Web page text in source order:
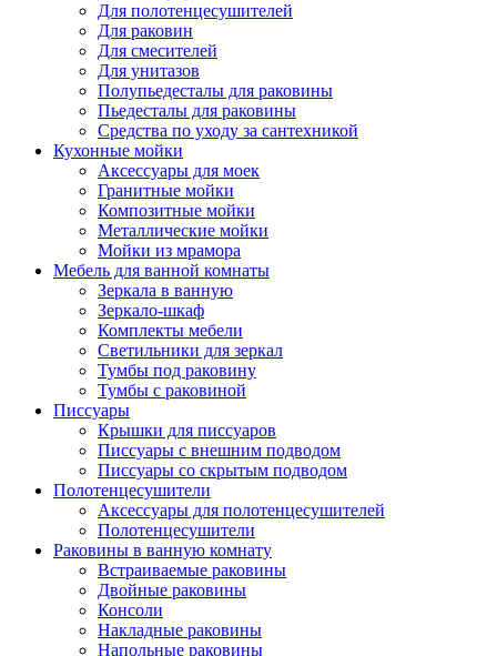
Для полотенцесушителей
Для раковин
Для смесителей
Для унитазов
Полупьедесталы для раковины
Пьедесталы для раковины
Средства по уходу за сантехникой
Кухонные мойки
Аксессуары для моек
Гранитные мойки
Композитные мойки
Металлические мойки
Мойки из мрамора
Мебель для ванной комнаты
Зеркала в ванную
Зеркало-шкаф
Комплекты мебели
Светильники для зеркал
Тумбы под раковину
Тумбы с раковиной
Писсуары
Крышки для писсуаров
Писсуары с внешним подводом
Писсуары со скрытым подводом
Полотенцесушители
Аксессуары для полотенцесушителей
Полотенцесушители
Раковины в ванную комнату
Встраиваемые раковины
Двойные раковины
Консоли
Накладные раковины
Напольные раковины